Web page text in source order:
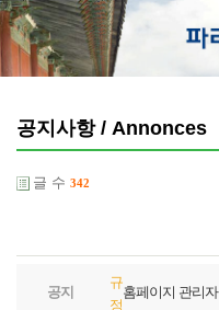
공지사항 / Annonces
글 수 342
공지
규
정
홈페이지 관리자